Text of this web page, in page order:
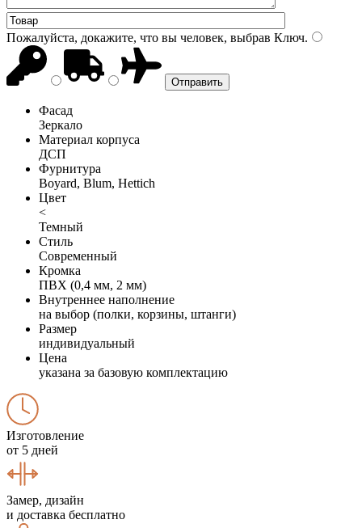
Пожалуйста, докажите, что вы человек, выбрав Ключ.
Фасад
Зеркало
Материал корпуса
ДСП
Фурнитура
Boyard, Blum, Hettich
Цвет
<
Темный
Стиль
Современный
Кромка
ПВХ (0,4 мм, 2 мм)
Внутреннее наполнение
на выбор (полки, корзины, штанги)
Размер
индивидуальный
Цена
указана за базовую комплектацию
Изготовление
от 5 дней
Замер, дизайн
и доставка бесплатно